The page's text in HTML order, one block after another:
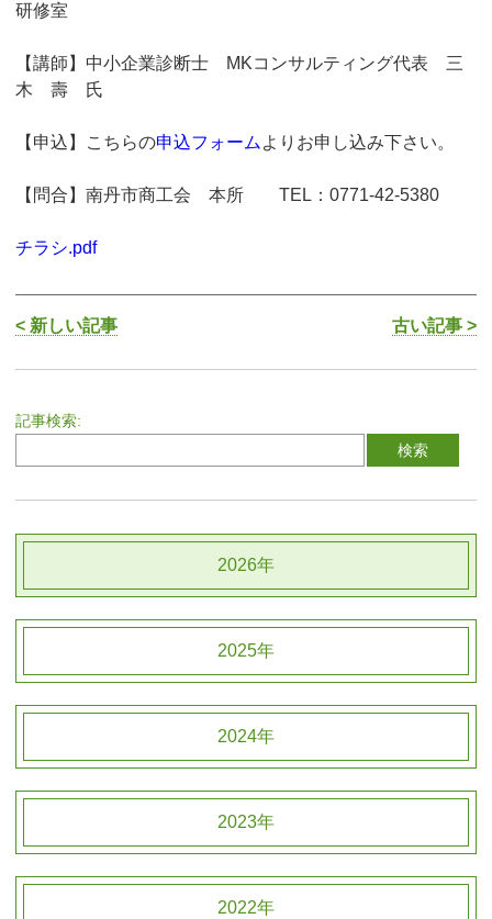
研修室
【講師】中小企業診断士 MKコンサルティング代表 三
木 壽 氏
【申込】こちらの申込フォーム よりお申し込み下さい。
【問合】南丹市商工会 本所 TEL：0771-42-5380
チラシ.pdf
< 新しい記事 古い記事 >
記事検索:
2026年
2025年
2024年
2023年
2022年